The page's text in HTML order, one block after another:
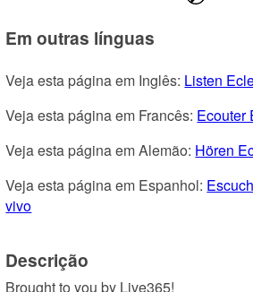
Em outras línguas
Veja esta página em Inglês: Listen
Veja esta página em Francês: Ecouter
Veja esta página em Alemão: Hören
Veja esta página em Espanhol:
vivo
Descrição
Brought to you by Live365!